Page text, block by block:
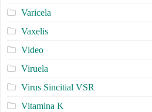
Varicela
Vaxelis
Video
Viruela
Virus Sincitial VSR
Vitamina K